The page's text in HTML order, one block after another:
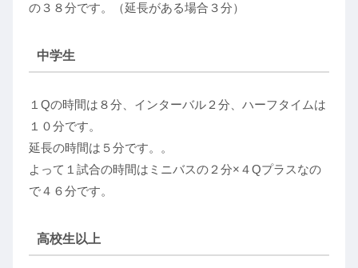
の３８分です。（延長がある場合３分）
中学生
１Qの時間は８分、インターバル２分、ハーフタイムは
１０分です。
延長の時間は５分です。。
よって１試合の時間はミニバスの２分×４Qプラスなの
で４６分です。
高校生以上